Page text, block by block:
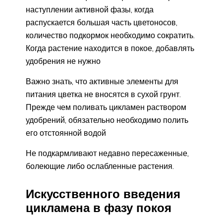
наступлении активной фазы, когда
распускается большая часть цветоносов,
количество подкормок необходимо сократить.
Когда растение находится в покое, добавлять
удобрения не нужно
Важно знать, что активные элементы для
питания цветка не вносятся в сухой грунт.
Прежде чем поливать цикламен раствором
удобрений, обязательно необходимо полить
его отстоянной водой
Не подкармливают недавно пересаженные,
болеющие либо ослабленные растения.
Искусственного введения
цикламена в фазу покоя